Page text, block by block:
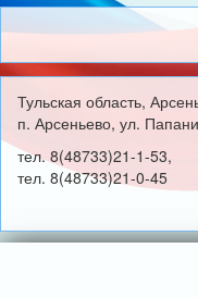
Тульская область,
п. Арсеньево, ул.
тел. 8(48733)21-1-53,
тел. 8(48733)21-0-45